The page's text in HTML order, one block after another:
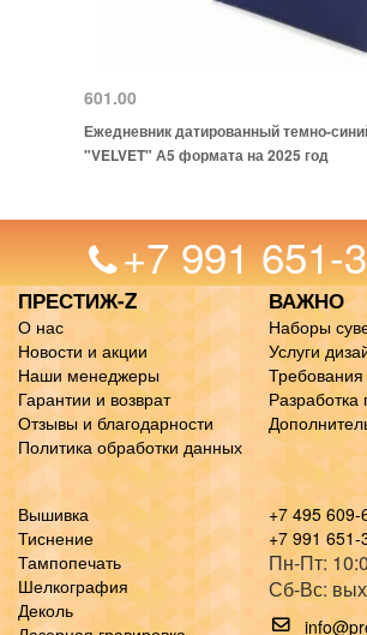
601.00
Ежедневник датированный темно-
"VELVET" А5 формата на 2025 год
+7 991 651-
ПРЕСТИЖ-Z
О нас
Новости и акции
Наши менеджеры
Гарантии и возврат
Отзывы и благодарности
Политика обработки данных
ВАЖНО
Наборы
Услуги
Вышивка
Тиснение
Тампопечать
Шелкография
Деколь
+7 495 609-
+7 991 651-
Пн-Пт:
Сб-Вс: